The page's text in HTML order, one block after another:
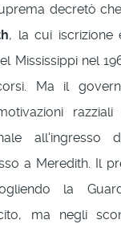
decretò
, la cui iscrizione
Mississippi nel
Ma il
all'ingresso
a Meredith. Il
la
ma negli